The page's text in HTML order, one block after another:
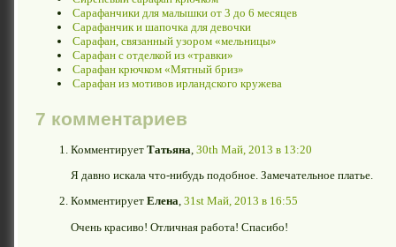
Сарафанчики для малышки от 3 до 6 месяцев
Сарафанчик и шапочка для девочки
Сарафан, связанный узором «мельницы»
Сарафан с отделкой из «травки»
Сарафан крючком «Мятный бриз»
Сарафан из мотивов ирландского кружева
7 комментариев
Комментирует Татьяна 30th Май, 2013 в 13:20
Я давно искала что-нибудь подобное. Замечательное платье.
Комментирует Елена, 31st Май, 2013 в 16:55
Очень красиво! Отличная работа! Спасибо!